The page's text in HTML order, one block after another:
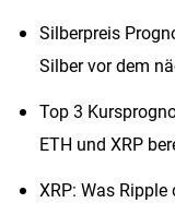
Silberpreis
Silber vor dem
Top 3
ETH und XRP
XRP: Was